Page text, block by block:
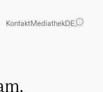
KontaktMediathekDE